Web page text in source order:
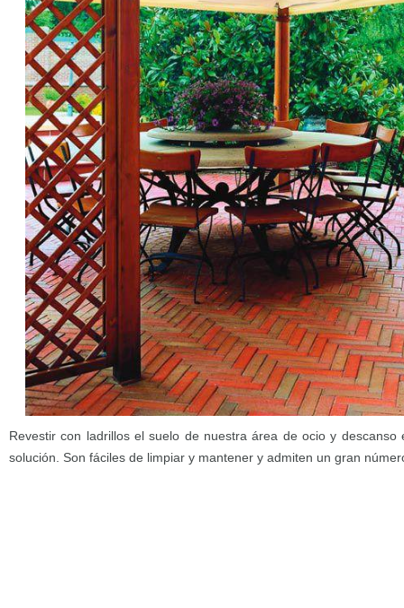
Revestir con ladrillos el suelo de nuestra área de ocio y
solución. Son fáciles de limpiar y mantener y admiten un gran